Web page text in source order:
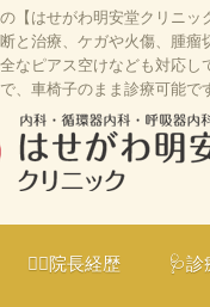
の【はせがわ明安堂クリニ
と治療、ケガや火傷、腫
なピアス空けなども対応
、車椅子のまま診療可能で
ックの公式HP、京都
、循環器科、外科の診療
10台、web予約、バリア
👨‍⚕️院長経歴 🩺診